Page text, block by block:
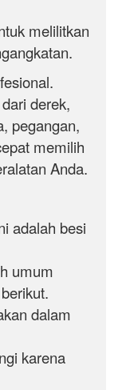
melilitkan
derek,
pegangan,
memilih
Anda.
adalah besi
umum
dalam
karena